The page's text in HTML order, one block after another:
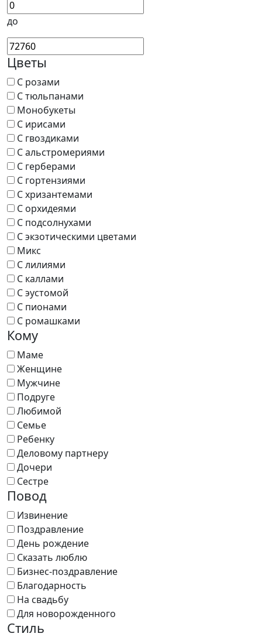
до
Цветы
С розами
С тюльпанами
Монобукеты
С ирисами
С гвоздиками
С альстромериями
С герберами
С гортензиями
С хризантемами
С орхидеями
С подсолнухами
С экзотическими цветами
Микс
С лилиями
С каллами
С эустомой
С пионами
С ромашками
Кому
Маме
Женщине
Мужчине
Подруге
Любимой
Семье
Ребенку
Деловому партнеру
Дочери
Сестре
Повод
Извинение
Поздравление
День рождение
Сказать люблю
Бизнес-поздравление
Благодарность
На свадьбу
Для новорожденного
Стиль